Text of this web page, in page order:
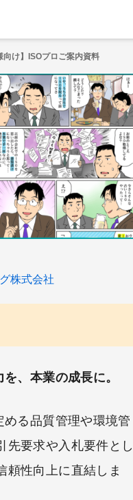
向け】ISOプロご案内資料
、本業の成長に。
る品質管理や環境管
先要求や入札要件とし
頼性向上に直結しま
株式会社